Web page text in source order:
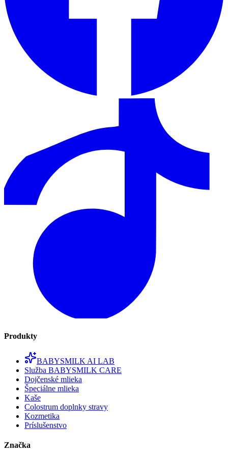
Produkty
BABYSMILK AI LAB
Služba BABYSMILK CARE
Dojčenské mlieka
Špeciálne mlieka
Kaše
Colostrum doplnky stravy
Kozmetika
Príslušenstvo
Značka